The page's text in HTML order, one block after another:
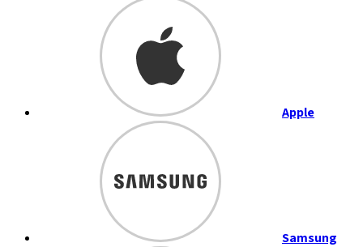
Apple
Samsung